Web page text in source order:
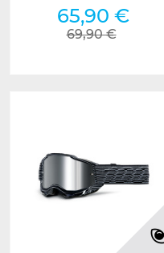
65,90 €
69,90 €